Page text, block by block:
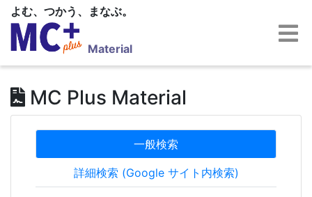
よむ、つかう、まなぶ。
Material
MC Plus Material
一般検索
詳細検索 (Google サイト内検索)